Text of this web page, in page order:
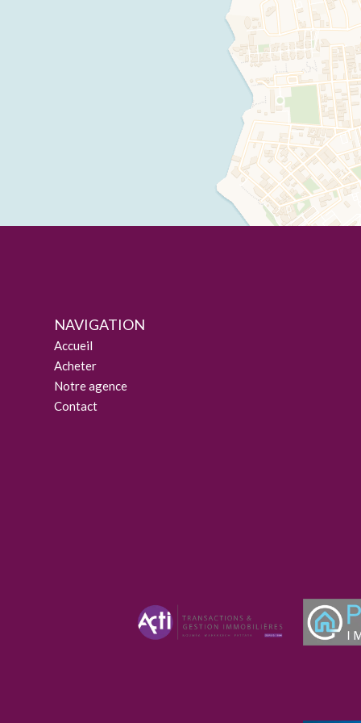
NAVIGATION
Accueil
Acheter
Notre agence
Contact